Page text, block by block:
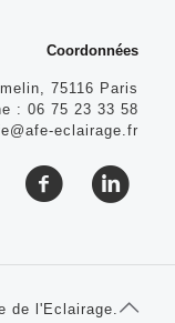
Coordonnées
75116 Paris
: 06 75 23 33 58
eclairage.fr
de l'Eclairage.